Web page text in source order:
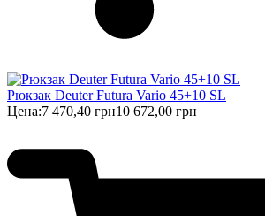
Рюкзак Deuter Futura Vario 45+10 SL
Цена:7 470,40 грн10 672,00 грн